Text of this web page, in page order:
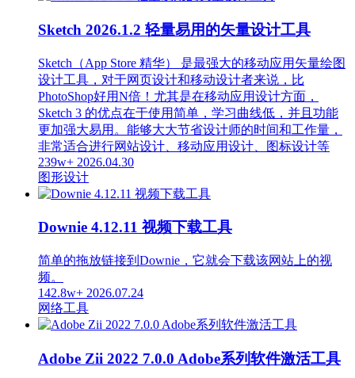
Sketch 2026.1.2 轻量易用的矢量设计工具
Sketch（App Store 精华） 是最强大的移动应用矢量绘图
设计工具，对于网页设计和移动设计者来说，比
PhotoShop好用N倍！尤其是在移动应用设计方面，
Sketch 3 的优点在于使用简单，学习曲线低，并且功能
更加强大易用。能够大大节省设计师的时间和工作量，
非常适合进行网站设计、移动应用设计、图标设计等
239w+ 2026.04.30
图形设计
Downie 4.12.11 视频下载工具
简单的拖放链接到Downie，它就会下载该网站上的视
频。
142.8w+ 2026.07.24
网络工具
Adobe Zii 2022 7.0.0 Adobe系列软件激活工具